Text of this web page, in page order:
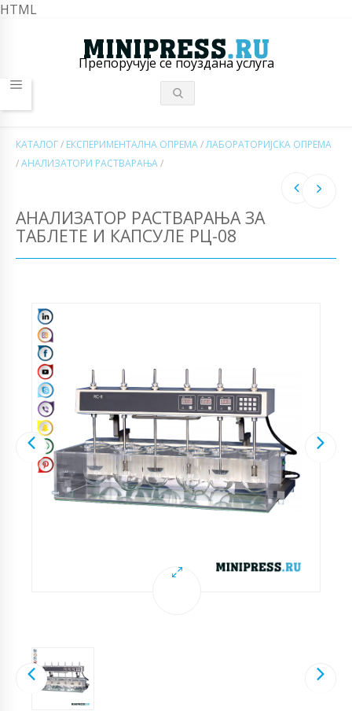
HTML
Препоручује се поуздана услуга
КАТАЛОГ/ ЕКСПЕРИМЕНТАЛНА ОПРЕМА/ЛАБОРАТОРИЈСКА ОПРЕМА
/АНАЛИЗАТОРИ РАСТВАРАЊА/
АНАЛИЗАТОР РАСТВАРАЊА ЗА
ТАБЛЕТЕ И КАПСУЛЕ РЦ-08